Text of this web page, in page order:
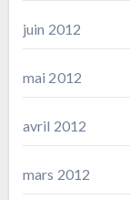
juin 2012
mai 2012
avril 2012
mars 2012